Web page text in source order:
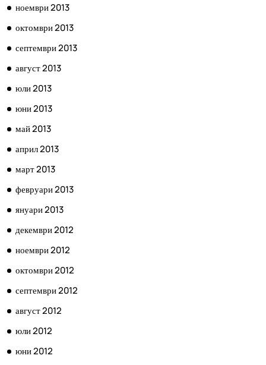
ноември 2013
октомври 2013
септември 2013
август 2013
юли 2013
юни 2013
май 2013
април 2013
март 2013
февруари 2013
януари 2013
декември 2012
ноември 2012
октомври 2012
септември 2012
август 2012
юли 2012
юни 2012